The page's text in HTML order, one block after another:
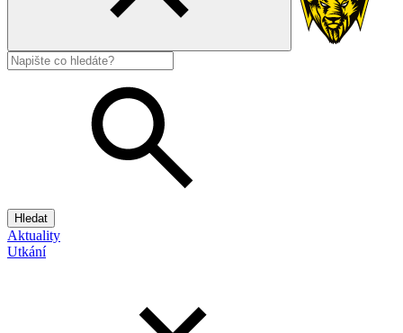
Hledat
Aktuality
Utkání